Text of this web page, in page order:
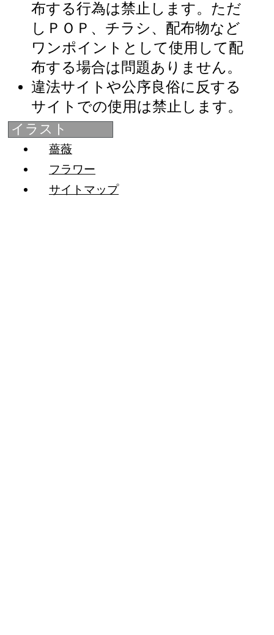
布する行為は禁止します。ただ
しＰＯＰ、チラシ、配布物など
ワンポイントとして使用して配
布する場合は問題ありません。
違法サイトや公序良俗に反する
サイトでの使用は禁止します。
イラスト
薔薇
フラワー
サイトマップ